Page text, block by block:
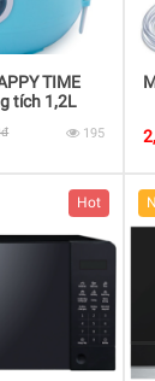
TIME
tích 1,2L
195
Hot